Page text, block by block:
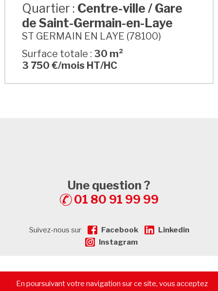
Quartier : Centre-ville / Gare
de Saint-Germain-en-Laye
ST GERMAIN EN LAYE (78100)
Surface totale : 30 m²
3 750 €/mois HT/HC
Une question ?
01 80 91 99 99
Suivez-nous sur Facebook
Linkedin
Instagram
© 2026 - CommerceImmo.fr - Tous droits réservés -
Mentions
légales-Plan de Site-Recrutement -Calculatrice de prêt
En poursuivant votre navigation sur ce site, vous acceptez